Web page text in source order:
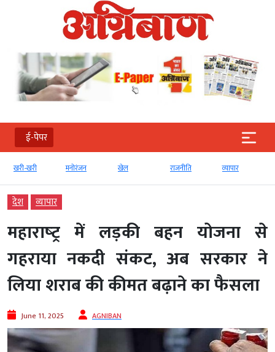
ई-पेपर
खरी-खरी मनोरंजन खेल राजनीति व्‍यापार
देश व्‍यापार
महाराष्‍ट्र में लड़की बहन योजना से
गहराया नकदी संकट, अब सरकार ने
लिया शराब की कीमत बढ़ाने का फैसला
June 11, 2025 AGNIBAN